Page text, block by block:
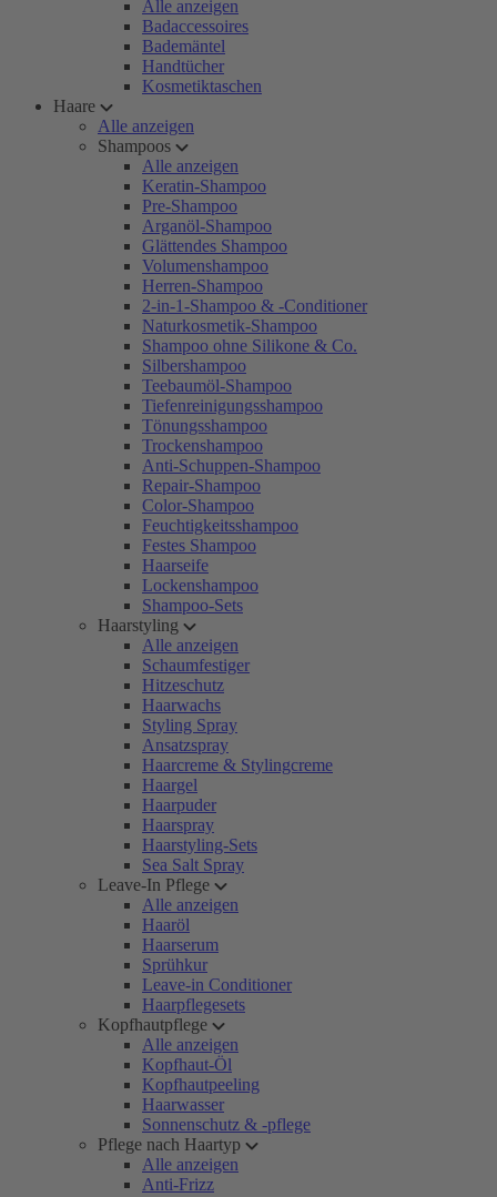
Alle anzeigen
Badaccessoires
Bademäntel
Handtücher
Kosmetiktaschen
Haare
Alle anzeigen
Shampoos
Alle anzeigen
Keratin-Shampoo
Pre-Shampoo
Arganöl-Shampoo
Glättendes Shampoo
Volumenshampoo
Herren-Shampoo
2-in-1-Shampoo & -Conditioner
Naturkosmetik-Shampoo
Shampoo ohne Silikone & Co.
Silbershampoo
Teebaumöl-Shampoo
Tiefenreinigungsshampoo
Tönungsshampoo
Trockenshampoo
Anti-Schuppen-Shampoo
Repair-Shampoo
Color-Shampoo
Feuchtigkeitsshampoo
Festes Shampoo
Haarseife
Lockenshampoo
Shampoo-Sets
Haarstyling
Alle anzeigen
Schaumfestiger
Hitzeschutz
Haarwachs
Styling Spray
Ansatzspray
Haarcreme & Stylingcreme
Haargel
Haarpuder
Haarspray
Haarstyling-Sets
Sea Salt Spray
Leave-In Pflege
Alle anzeigen
Haaröl
Haarserum
Sprühkur
Leave-in Conditioner
Haarpflegesets
Kopfhautpflege
Alle anzeigen
Kopfhaut-Öl
Kopfhautpeeling
Haarwasser
Sonnenschutz & -pflege
Pflege nach Haartyp
Alle anzeigen
Anti-Frizz